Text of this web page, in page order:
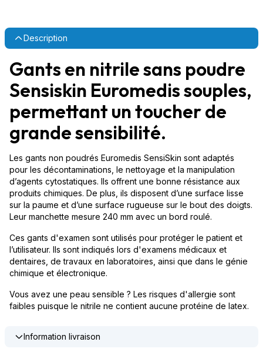
Description
Gants en nitrile sans poudre
Sensiskin Euromedis souples,
permettant un toucher de
grande sensibilité.
Les gants non poudrés Euromedis SensiSkin sont adaptés
pour les décontaminations, le nettoyage et la manipulation
d’agents cytostatiques. Ils offrent une bonne résistance aux
produits chimiques. De plus, ils disposent d’une surface lisse
sur la paume et d’une surface rugueuse sur le bout des doigts.
Leur manchette mesure 240 mm avec un bord roulé.
Ces gants d'examen sont utilisés pour protéger le patient et
l’utilisateur. Ils sont indiqués lors d'examens médicaux et
dentaires, de travaux en laboratoires, ainsi que dans le génie
chimique et électronique.
Vous avez une peau sensible ? Les risques d'allergie sont
faibles puisque le nitrile ne contient aucune protéine de latex.
Information livraison